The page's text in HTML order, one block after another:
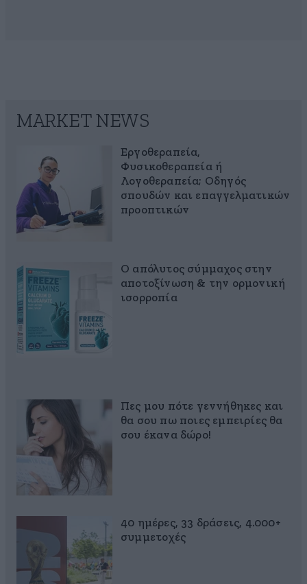
MARKET NEWS
Εργοθεραπεία,
Φυσικοθεραπεία ή
Λογοθεραπεία; Οδηγός
σπουδών και επαγγελματικών
προοπτικών
Ο απόλυτος σύμμαχος στην
αποτοξίνωση & την ορμονική
ισορροπία
Πες μου πότε γεννήθηκες και
θα σου πω ποιες εμπειρίες θα
σου έκανα δώρο!
40 ημέρες, 33 δράσεις, 4.000+
συμμετοχές